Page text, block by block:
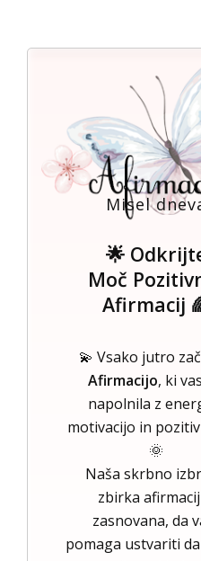
Misel
🌟
Moč
Afirmacij
💫 Vsako jutro
Afirmacijo, ki
napolnila z
motivacijo in
🌞
Naša skrbno
zbirka
zasnovana, da
pomaga ustvariti